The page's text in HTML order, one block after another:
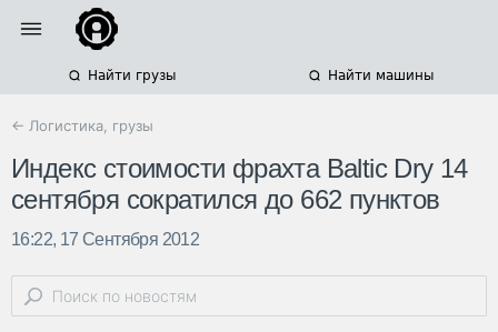
Найти грузы Найти машины
← Логистика, грузы
Индекс стоимости фрахта Baltic Dry 14
сентября сократился до 662 пунктов
16:22, 17 Сентября 2012